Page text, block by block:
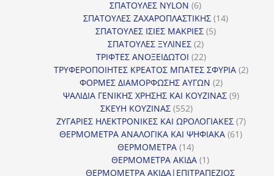
ΣΠΑΤΟΥΛΕΣ NYLON 66
προϊόντα
ΣΠΑΤΟΥΛΕΣ ΖΑΧΑΡΟΠΛΑΣΤΙΚΗΣ 1414
ΣΠΑΤΟΥΛΕΣ ΙΣΙΕΣ ΜΑΚΡΙΕΣ 55
ΣΠΑΤΟΥΛΕΣ ΞΥΛΙΝΕΣ 22
προϊόντα
ΤΡΙΦΤΕΣ ΑΝΟΞΕΙΔΩΤΟΙ 2222
προϊόντα
ΤΡΥΦΕΡΟΠΟΙΗΤΕΣ ΚΡΕΑΤΟΣ ΜΠΑΤΕΣ ΣΦΥΡΙΑ 22
ΦΟΡΜΕΣ ΔΙΑΜΟΡΦΩΣΗΣ ΑΥΓΩΝ 22
προϊόντα
ΨΑΛΙΔΙΑ ΓΕΝΙΚΗΣ ΧΡΗΣΗΣ ΚΑΙ ΚΟΥΖΙΝΑΣ 99
ΣΚΕΥΗ ΚΟΥΖΙΝΑΣ 552552
προϊόντα
ΖΥΓΑΡΙΕΣ ΗΛΕΚΤΡΟΝΙΚΕΣ ΚΑΙ ΩΡΟΛΟΓΙΑΚΕΣ 77
ΘΕΡΜΟΜΕΤΡΑ ΑΝΑΛΟΓΙΚΑ ΚΑΙ ΨΗΦΙΑΚΑ 6161
ΘΕΡΜΟΜΕΤΡΑ 1414
προϊόντα
ΘΕΡΜΟΜΕΤΡΑ ΑΚΙΔΑ 11
προϊόν
ΘΕΡΜΟΜΕΤΡΑ ΑΚΙΔΑ|ΕΠΙΤΡΑΠΕΖΙΟΣ